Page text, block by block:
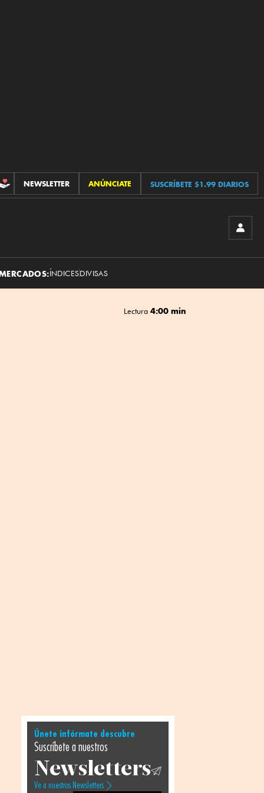
CONTRIBUCIONES
NEWSLETTER ANÚNCIATE SUSCRÍBETE $1.99 DIARIOS
ÍNDICESDIVISAS
Lectura 4:00 min
Únete infórmate descubre
Suscríbete a nuestros
Newsletters
Ve a nuestros Newsletters